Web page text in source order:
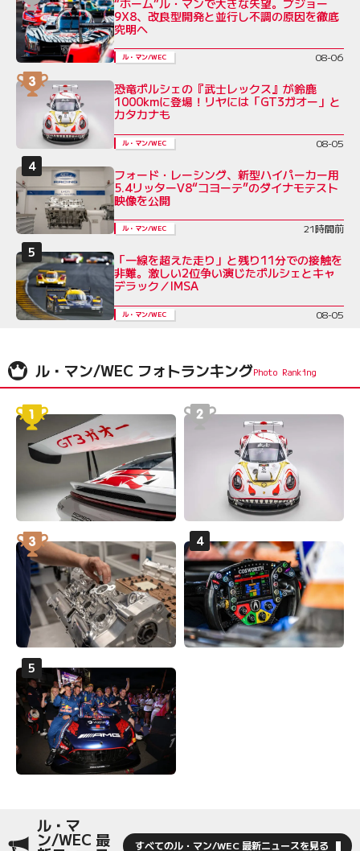
9X8、改良型開発と並行し不調の原因を徹底
究明へ
ル・マン/WEC 08-06
恐竜ポルシェの『武士レックス』が鈴鹿
1000kmに登場！リヤには「GT3ガオー」と
カタカナも
ル・マン/WEC 08-05
フォード・レーシング、新型ハイパーカー用
5.4リッターV8“コヨーテ”のダイナモテスト
映像を公開
ル・マン/WEC 21時間前
「一線を超えた走り」と残り11分での接触を
非難。激しい2位争い演じたポルシェとキャ
デラック／IMSA
ル・マン/WEC 08-05
ル・マン/WEC フォトランキング
ル・マ
ン/WEC 最 すべてのル・マン/WEC 最新ニュースを見る